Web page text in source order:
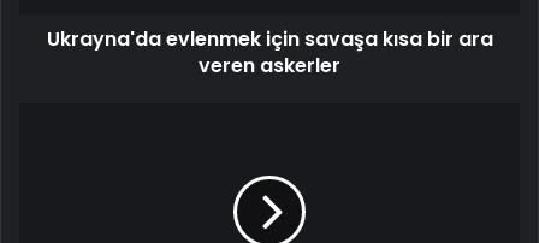
Ukrayna'da evlenmek için savaşa kısa bir ara
veren askerler